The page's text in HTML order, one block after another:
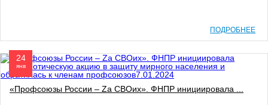
ПОДРОБНЕЕ
24
янв
«Профсоюзы России – Zа СВОих». ФНПР инициировала ...